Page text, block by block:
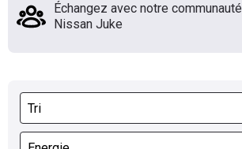
Échangez avec notre communauté
Nissan Juke